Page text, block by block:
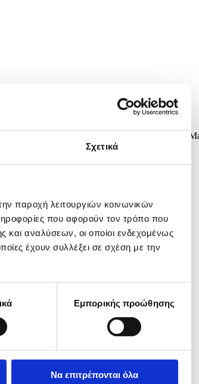
Σχετικά
παροχή λειτουργιών κοινωνικών
που αφορούν τον τρόπο που
και αναλύσεων, οι οποίοι ενδεχομένως
έχουν συλλέξει σε σχέση με την
Εμπορικής προώθησης
Να επιτρέπονται όλα
near Donji Svilaj, Bosnia and Herzegovina, 23
System (EES),...